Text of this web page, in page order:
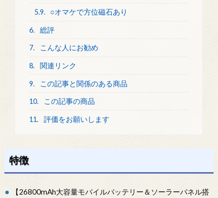
5.9. ○オマケで方位磁石あり
6. 総評
7. こんな人にお勧め
8. 関連リンク
9. この記事と関係のある商品
10. この記事の商品
11. 評価をお願いします
特徴
【26800mAh大容量モバイルバッテリー＆ソーラーパネル搭